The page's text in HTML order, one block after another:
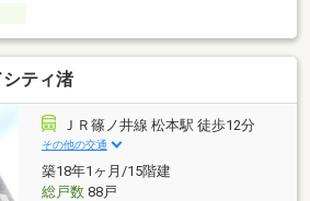
ティ渚
ＪＲ篠ノ井線 松本駅 徒歩12分
その他の交通
築18年1ヶ月/15階建
総戸数88戸